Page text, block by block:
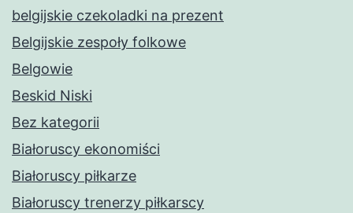
belgijskie czekoladki na prezent
Belgijskie zespoły folkowe
Belgowie
Beskid Niski
Bez kategorii
Białoruscy ekonomiści
Białoruscy piłkarze
Białoruscy trenerzy piłkarscy